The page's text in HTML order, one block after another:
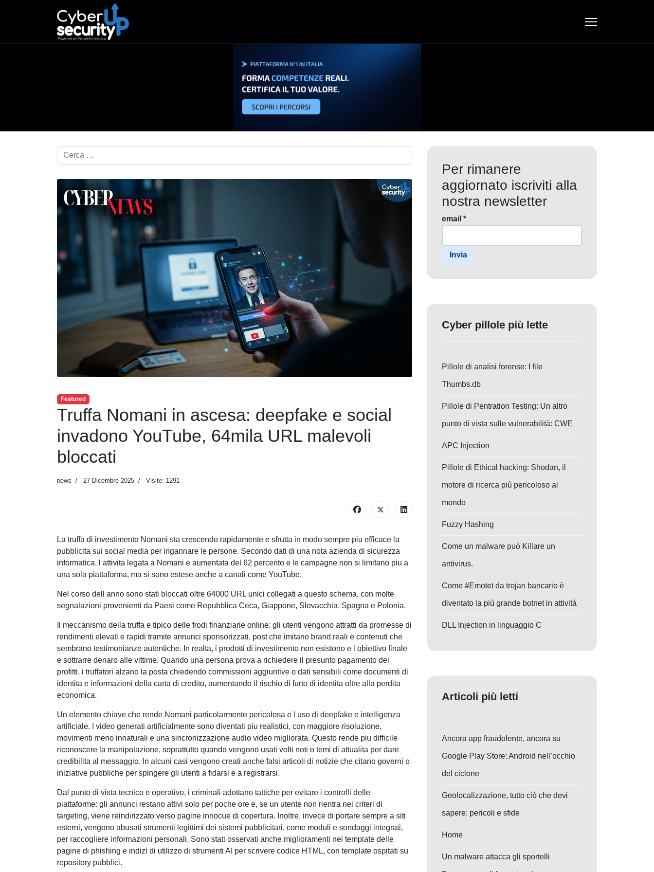
Cerca nel blog...
Featured
Truffa Nomani in ascesa: deepfake e social
invadono YouTube, 64mila URL malevoli
bloccati
news 27 Dicembre 2025 Visite: 1291
La truffa di investimento Nomani sta crescendo rapidamente e sfrutta in modo sempre piu efficace la
pubblicita sui social media per ingannare le persone. Secondo dati di una nota azienda di sicurezza
informatica, l attivita legata a Nomani e aumentata del 62 percento e le campagne non si limitano piu a
una sola piattaforma, ma si sono estese anche a canali come YouTube.
Nel corso dell anno sono stati bloccati oltre 64000 URL unici collegati a questo schema, con molte
segnalazioni provenienti da Paesi come Repubblica Ceca, Giappone, Slovacchia, Spagna e Polonia.
Il meccanismo della truffa e tipico delle frodi finanziarie online: gli utenti vengono attratti da promesse di
rendimenti elevati e rapidi tramite annunci sponsorizzati, post che imitano brand reali e contenuti che
sembrano testimonianze autentiche. In realta, i prodotti di investimento non esistono e l obiettivo finale
e sottrarre denaro alle vittime. Quando una persona prova a richiedere il presunto pagamento dei
profitti, i truffatori alzano la posta chiedendo commissioni aggiuntive o dati sensibili come documenti di
identita e informazioni della carta di credito, aumentando il rischio di furto di identita oltre alla perdita
economica.
Un elemento chiave che rende Nomani particolarmente pericolosa e l uso di deepfake e intelligenza
artificiale. I video generati artificialmente sono diventati piu realistici, con maggiore risoluzione,
movimenti meno innaturali e una sincronizzazione audio video migliorata. Questo rende piu difficile
riconoscere la manipolazione, soprattutto quando vengono usati volti noti o temi di attualita per dare
credibilita al messaggio. In alcuni casi vengono creati anche falsi articoli di notizie che citano governi o
iniziative pubbliche per spingere gli utenti a fidarsi e a registrarsi.
Dal punto di vista tecnico e operativo, i criminali adottano tattiche per evitare i controlli delle
piattaforme: gli annunci restano attivi solo per poche ore e, se un utente non rientra nei criteri di
targeting, viene reindirizzato verso pagine innocue di copertura. Inoltre, invece di portare sempre a siti
esterni, vengono abusati strumenti legittimi dei sistemi pubblicitari, come moduli e sondaggi integrati,
per raccogliere informazioni personali. Sono stati osservati anche miglioramenti nei template delle
pagine di phishing e indizi di utilizzo di strumenti AI per scrivere codice HTML, con template ospitati su
repository pubblici.
Per rimanere
aggiornato iscriviti alla
nostra newsletter
email *
Invia
Cyber pillole più lette
Pillole di analisi forense: I file
Thumbs.db
Pillole di Pentration Testing: Un altro
punto di vista sulle vulnerabilità: CWE
APC Injection
Pillole di Ethical hacking: Shodan, il
motore di ricerca più pericoloso al
mondo
Fuzzy Hashing
Come un malware può Killare un
antivirus.
Come #Emotet da trojan bancario è
diventato la più grande botnet in attività
DLL Injection in linguaggio C
Articoli più letti
Ancora app fraudolente, ancora su
Google Play Store: Android nell’occhio
del ciclone
Geolocalizzazione, tutto ciò che devi
sapere: pericoli e sfide
Home
Un malware attacca gli sportelli